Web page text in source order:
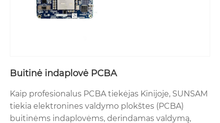
Buitinė indaplovė PCBA
Kaip profesionalus PCBA tiekėjas Kinijoje, SUNSAM
tiekia elektronines valdymo plokštes (PCBA)
buitinėms indaplovėms, derindamas valdymą,